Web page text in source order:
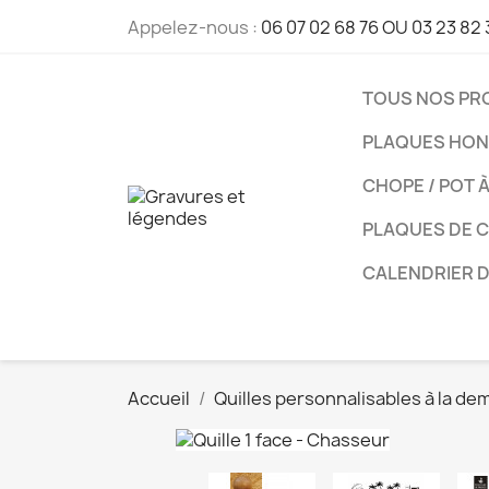
Appelez-nous : 06 07 02 68 76 OU 03 23 82
TOUS NOS
PLAQUES
CHOPE / POT
PLAQUES DE
CALENDRIER
Accueil Quilles personnalisables à la